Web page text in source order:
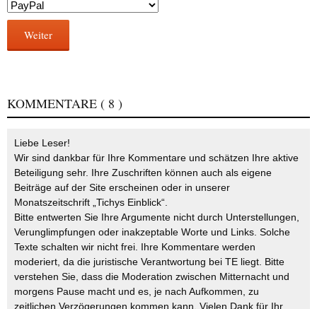
Weiter
KOMMENTARE ( 8 )
Liebe Leser!
Wir sind dankbar für Ihre Kommentare und schätzen Ihre aktive
Beteiligung sehr. Ihre Zuschriften können auch als eigene
Beiträge auf der Site erscheinen oder in unserer
Monatszeitschrift „Tichys Einblick“.
Bitte entwerten Sie Ihre Argumente nicht durch Unterstellungen,
Verunglimpfungen oder inakzeptable Worte und Links. Solche
Texte schalten wir nicht frei. Ihre Kommentare werden
moderiert, da die juristische Verantwortung bei TE liegt. Bitte
verstehen Sie, dass die Moderation zwischen Mitternacht und
morgens Pause macht und es, je nach Aufkommen, zu
zeitlichen Verzögerungen kommen kann. Vielen Dank für Ihr